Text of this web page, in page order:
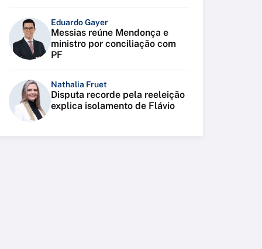
Eduardo Gayer
Messias reúne Mendonça e
ministro por conciliação com
PF
Nathalia Fruet
Disputa recorde pela reeleição
explica isolamento de Flávio